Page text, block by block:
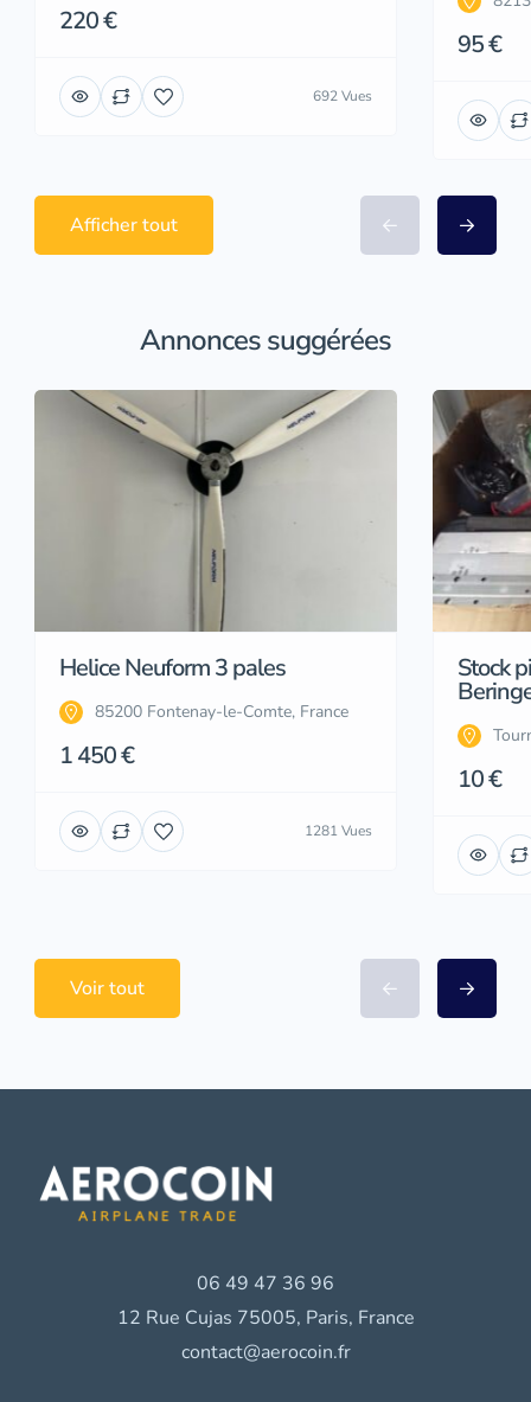
220 €
692 Vues
95 €
Afficher tout
Annonces suggérées
Helice Neuform 3 pales
85200 Fontenay-le-Comte, France
1 450 €
1281 Vues
Stock
10 €
Voir tout
06 49 47 36 96
12 Rue Cujas 75005, Paris, France
contact@aerocoin.fr